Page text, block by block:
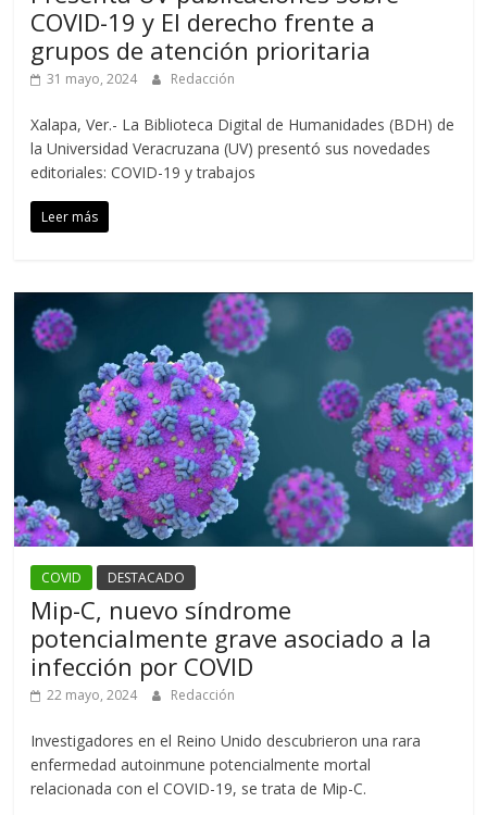
COVID-19 y El derecho frente a
grupos de atención prioritaria
31 mayo, 2024 Redacción
Xalapa, Ver.- La Biblioteca Digital de Humanidades (BDH) de
la Universidad Veracruzana (UV) presentó sus novedades
editoriales: COVID-19 y trabajos
Leer más
COVID DESTACADO
Mip-C, nuevo síndrome
potencialmente grave asociado a la
infección por COVID
22 mayo, 2024 Redacción
Investigadores en el Reino Unido descubrieron una rara
enfermedad autoinmune potencialmente mortal
relacionada con el COVID-19, se trata de Mip-C.